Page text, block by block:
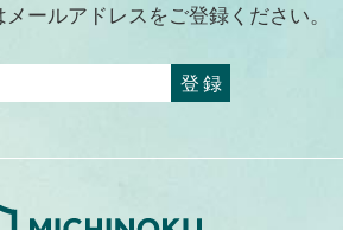
ールアドレスをご登録ください。